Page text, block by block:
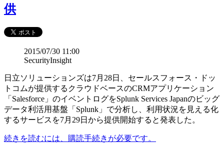
供
2015/07/30 11:00
SecurityInsight
日立ソリューションズは7月28日、セールスフォース・ドッ
トコムが提供するクラウドベースのCRMアプリケーション
「Salesforce」のイベントログをSplunk Services Japanのビッグ
データ利活用基盤「Splunk」で分析し、利用状況を見える化
するサービスを7月29日から提供開始すると発表した。
続きを読むには、購読手続きが必要です。